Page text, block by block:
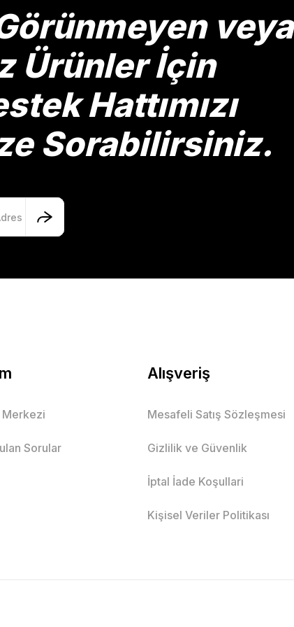
Gönder
veya
Ürünler İçin
Hattımızı
Sorabilirsiniz.
Merkezi
Sorular
Alışveriş
Mesafeli Satış Sözleşmesi
Gizlilik ve Güvenlik
İptal İade Koşullari
Kişisel Veriler Politikası